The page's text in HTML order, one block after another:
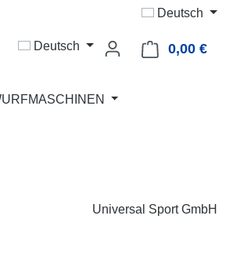
Deutsch
Deutsch 0,00 €
Universal Sport GmbH